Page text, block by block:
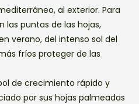
al exterior. Para
las puntas de las hojas,
verano, del intenso sol del
fríos proteger de las
de crecimiento rápido y
por sus hojas palmeadas